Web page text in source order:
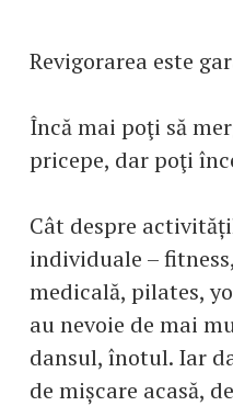
Revigorarea este
Încă mai poţi să
pricepe, dar poţi
Cât despre
individuale –
medicală, pilates,
au nevoie de mai
dansul, înotul. Iar
de mișcare acasă,